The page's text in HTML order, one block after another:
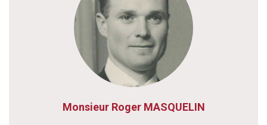
Monsieur Roger MASQUELIN